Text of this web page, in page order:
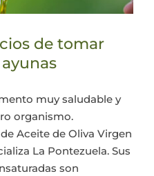
de tomar
muy saludable y
organismo.
Aceite de Oliva Virgen
La Pontezuela. Sus
son